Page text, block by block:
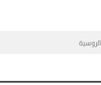
الروسية